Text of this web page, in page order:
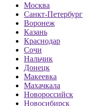
Москва
Санкт-Петербург
Воронеж
Казань
Краснодар
Сочи
Нальчик
Донецк
Макеевка
Махачкала
Новороссийск
Новосибирск